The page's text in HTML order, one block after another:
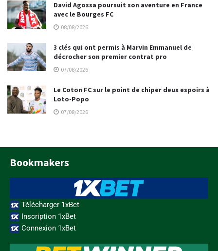
David Agossa poursuit son aventure en France
avec le Bourges FC
08/08/2026
3 clés qui ont permis à Marvin Emmanuel de
décrocher son premier contrat pro
07/08/2026
Le Coton FC sur le point de chiper deux espoirs à
Loto-Popo
07/08/2026
Bookmakers
Télécharger 1xBet
Inscription 1xBet
Connexion 1xBet